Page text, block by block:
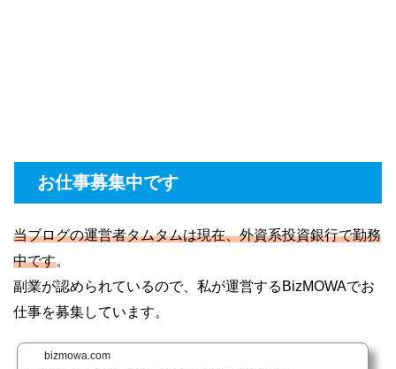
お仕事募集中です
当ブログの運営者タムタムは現在、外資系投資銀行で勤務
中です。
副業が認められているので、私が運営するBizMOWAでお
仕事を募集しています。
bizmowa.com